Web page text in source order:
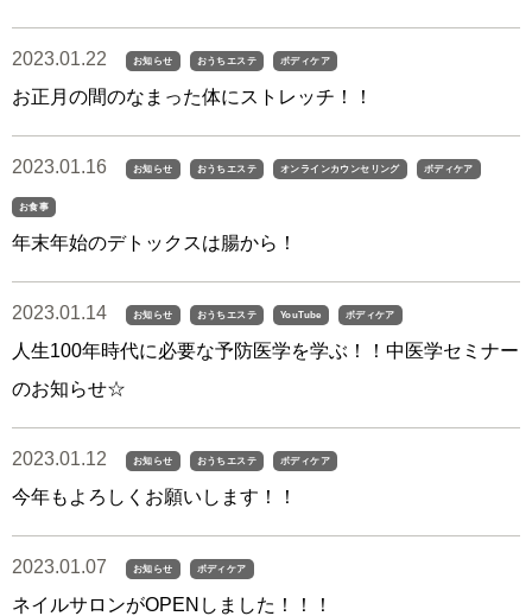
2023.01.22 お知らせ おうちエステ ボディケア
お正月の間のなまった体にストレッチ！！
2023.01.16 お知らせ おうちエステ オンラインカウンセリング ボディケア
お食事
年末年始のデトックスは腸から！
2023.01.14 お知らせ おうちエステ YouTube ボディケア
人生100年時代に必要な予防医学を学ぶ！！中医学セミナー
のお知らせ☆
2023.01.12 お知らせ おうちエステ ボディケア
今年もよろしくお願いします！！
2023.01.07 お知らせ ボディケア
ネイルサロンがOPENしました！！！